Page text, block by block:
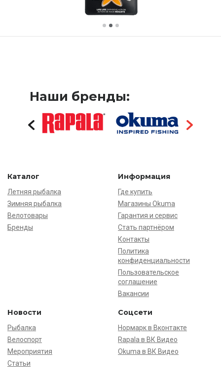
Наши бренды:
Каталог
Летняя рыбалка
Зимняя рыбалка
Велотовары
Бренды
Информация
Где купить
Магазины Okuma
Гарантия и сервис
Стать партнёром
Контакты
Политика
конфиденциальности
Пользовательское
соглашение
Вакансии
Новости
Рыбалка
Велоспорт
Мероприятия
Статьи
Соцсети
Нормарк в Вконтакте
Rapala в ВК Видео
Okuma в ВК Видео